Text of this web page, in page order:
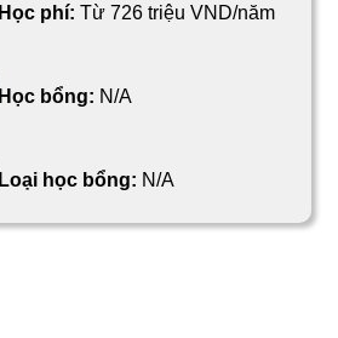
Học phí: Từ 726 triệu VND/năm
Học bổng: N/A
Loại học bổng: N/A